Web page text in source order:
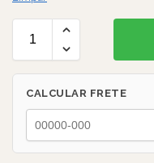
CALCULAR FRETE